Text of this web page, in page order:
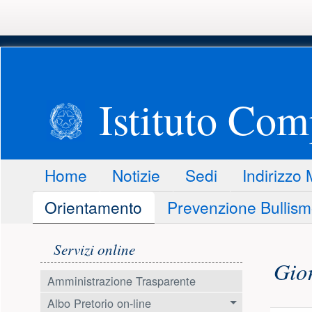
Istituto
Menu principale
Home Notizie Sedi Indirizzo
Orientamento
Prevenzione
Menu laterale
Servizi online
Amministrazione Trasparente
Albo Pretorio on-line